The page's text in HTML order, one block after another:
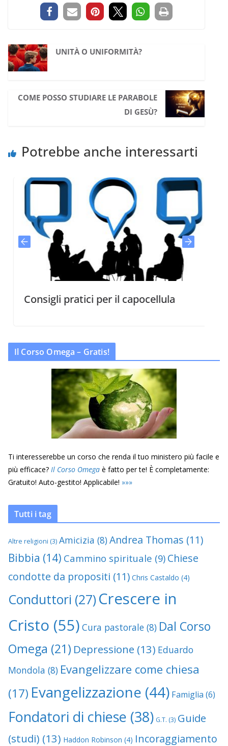
UNITÀ O UNIFORMITÀ?
COME POSSO STUDIARE LE PARABOLE
DI GESÙ?
Potrebbe anche interessarti
Consigli pratici per il capocellula
Il Corso Omega – Gratis!
Ti interesserebbe un corso che renda il tuo ministero più facile e
più efficace? Il Corso Omega è fatto per te! È completamente:
Gratuito! Auto-gestito! Applicabile! »»»
Tutti i tag
Altre religioni (3) Amicizia (8)Andrea Thomas (11)
Bibbia (14) Cammino spirituale (9) Chiese
condotte da propositi (11) Chris Castaldo (4)
Conduttori (27) Crescere in
Cristo (55) Cura pastorale (8) Dal Corso
Omega (21) Depressione (13) Eduardo
Mondola (8) Evangelizzare come chiesa
(17) Evangelizzazione (44) Famiglia (6)
Fondatori di chiese (38) G.T. (3) Guide
(studi) (13) Haddon Robinson (4) Incoraggiamento